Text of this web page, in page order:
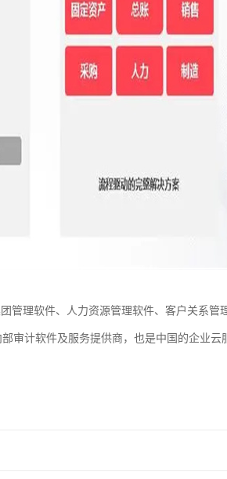
管理软件、人力资源管理软件、客户关系
审计软件及服务提供商，也是中国的企业云